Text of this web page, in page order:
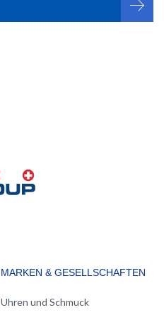
MARKEN & GESELLSCHAFTEN
Uhren und Schmuck